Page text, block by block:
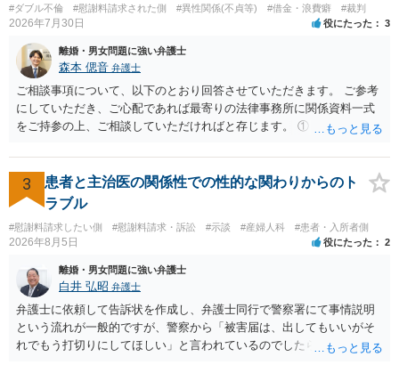
担すべきかについては、離婚時の合意内容のほか、子どもの年齢、大
学進学についての父母の認識、父母の学歴・収入・資産状況、進学先
や費用などを踏まえて個別に検討することになります。公正証書の他
の条項において、養育費の終期についてどのように定められている
か、大学進学に関する定めの有無、「教育費」「進学費用」に関する
定めの有無等について確認する必要があると考えられます。
#ダブル不倫 #慰謝料請求された側 #異性関係(不貞等) #借金・浪費癖 #裁判
2026年7月30日 役にたった 3
離婚・男女問題に強い弁護士
森本 偲音 弁護士
ご相談事項について、以下のとおり回答させていただきます。 ご参考
にしていただき、ご心配であれば最寄りの法律事務所に関係資料一式
をご持参の上、ご相談していただければと存じます。 ① このLINEの
される可能性はあるのか ⇒LINEを含む１００万円の貸付に至るまでの
やり取り等の経緯、誓約書の内容等を踏まえて、関係を清算するため
の 金銭であったと評価される可能性はあると考えます。 ② 「今後一
切関与しないなら100万円振り込む」というLINEや誓約書は、裁判上
どの程度証拠価値があるのか ⇒前後のやり取りや誓約書の具体的内容
を見ない限り、具体的な判断はできませんが、一定の証拠価値はある
と考えます。 ③ 借用書があっても、後から100万円を貸付扱いに変更
することは認められるのか。 ⇒おそらく１００万円は不当利得（受け
取る正当な権利がないのに利益を取得した）として返還請求されてい
るものかと推察しますので、 貸金返還ではないかと存じます。 ④ 私
は現在、収入も不安定で貯金もなくリボ払い借金が既に約100万あり。
今年に再婚したが主人はお金に厳しい為、一括で220万円を支払う事は
3
患者と主治医の関係性での性的な関わりからのト
ラブル
#慰謝料請求したい側 #慰謝料請求・訴訟 #示談 #産婦人科 #患者・入所者側
2026年8月5日 役にたった 2
離婚・男女問題に強い弁護士
白井 弘昭 弁護士
弁護士に依頼して告訴状を作成し、弁護士同行で警察署にて事情説明
という流れが一般的ですが、警察から「被害届は、出してもいいがそ
れでもう打切りにしてほしい」と言われているのでしたら、あまり結